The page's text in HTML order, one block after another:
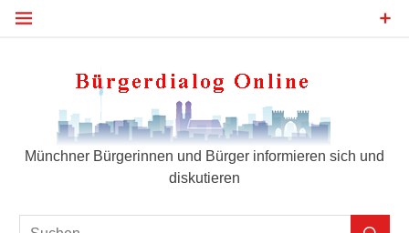
Zum
Münchner Bürgerinnen und Bürger informieren sich und
diskutieren